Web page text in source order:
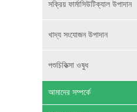
সক্রিয় ফার্মাসিউটিক্যাল উপাদান
খাদ্য সংযোজন উপাদান
পশুচিকিত্সা ওষুধ
আমাদের সম্পর্কে